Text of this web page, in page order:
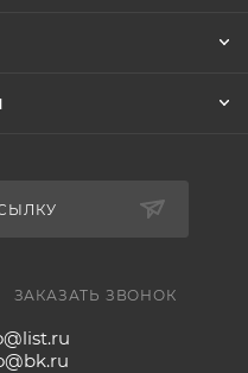
ЗАКАЗАТЬ ЗВОНОК